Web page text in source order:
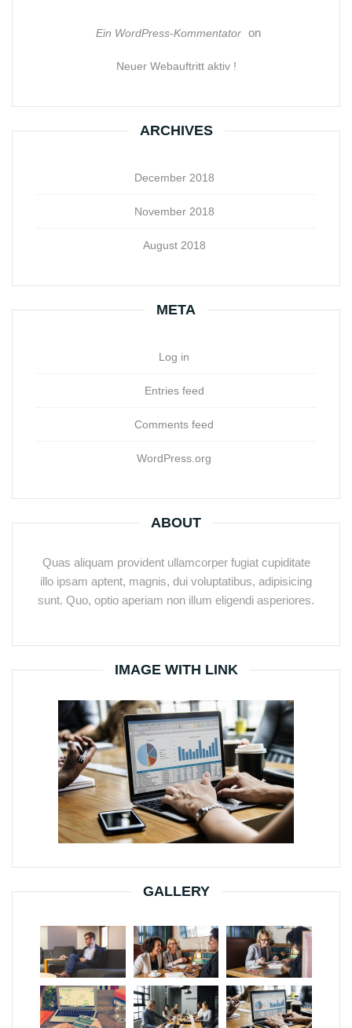
Ein WordPress-Kommentator on
Neuer Webauftritt aktiv !
ARCHIVES
December 2018
November 2018
August 2018
META
Log in
Entries feed
Comments feed
WordPress.org
ABOUT
Quas aliquam provident ullamcorper fugiat cupiditate
illo ipsam aptent, magnis, dui voluptatibus, adipisicing
sunt. Quo, optio aperiam non illum eligendi asperiores.
IMAGE WITH LINK
GALLERY